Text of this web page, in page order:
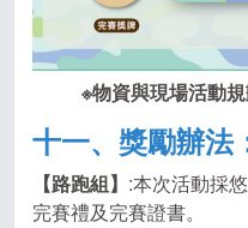
※物資與現場活動
十一、獎勵辦法
【路跑組】 :本次活動採
完賽禮及完賽證書。